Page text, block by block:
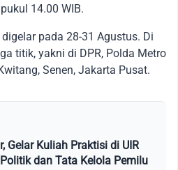
14.00 WIB.
pada 28-31 Agustus. Di
titik, yakni di DPR, Polda Metro
Senen, Jakarta Pusat.
Gelar Kuliah Praktisi di UIR
dan Tata Kelola Pemilu